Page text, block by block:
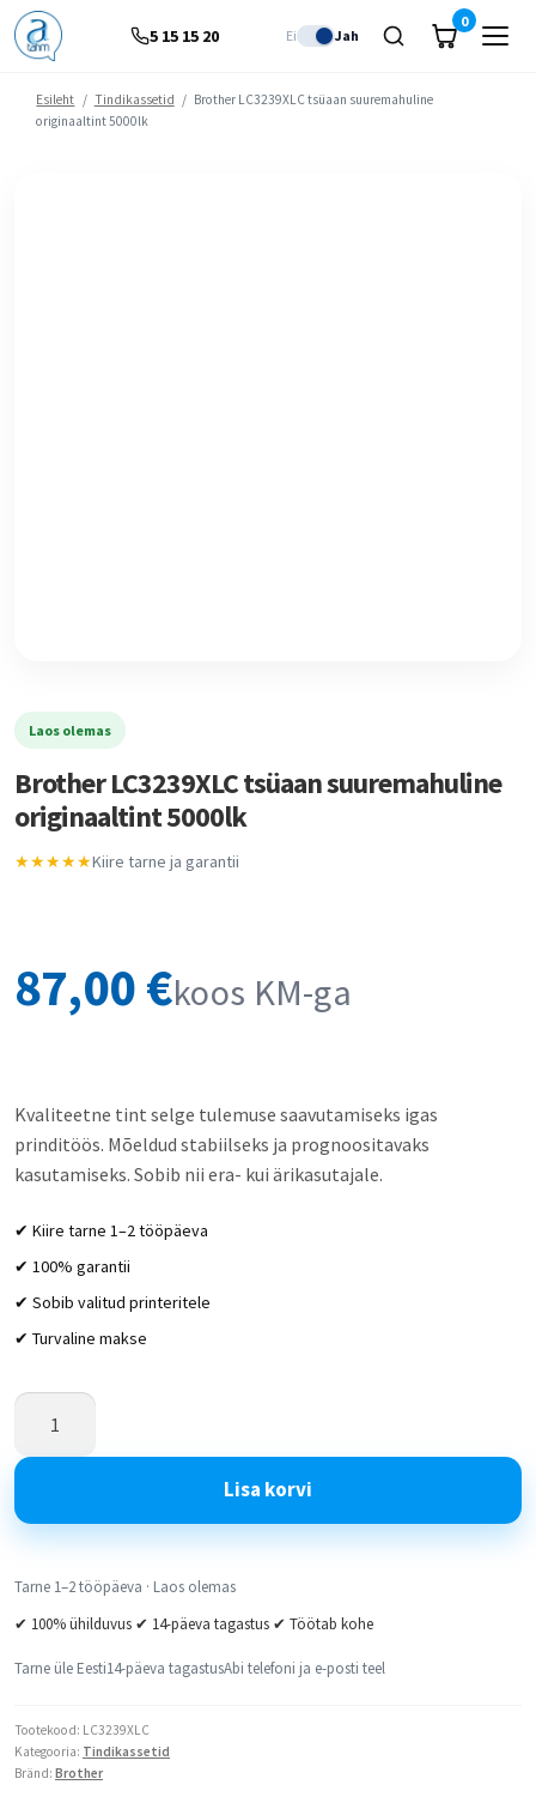
5 15 15 20 Ei Jah
0
Esileht / Tindikassetid / Brother LC3239XLC tsüaan suuremahuline
originaaltint 5000lk
Laos olemas
Brother LC3239XLC tsüaan suuremahuline
originaaltint 5000lk
★★★★★Kiire tarne ja garantii
87,00€koos KM-ga
Kvaliteetne tint selge tulemuse saavutamiseks igas
prinditöös. Mõeldud stabiilseks ja prognoositavaks
kasutamiseks. Sobib nii era- kui ärikasutajale.
✔ Kiire tarne 1–2 tööpäeva
✔ 100% garantii
✔ Sobib valitud printeritele
✔ Turvaline makse
Lisa korvi
Tarne 1–2 tööpäeva · Laos olemas
✔ 100% ühilduvus ✔ 14-päeva tagastus ✔ Töötab kohe
Tarne üle Eesti14-päeva tagastusAbi telefoni ja e-posti teel
Tootekood: LC3239XLC
Kategooria: Tindikassetid
Bränd: Brother